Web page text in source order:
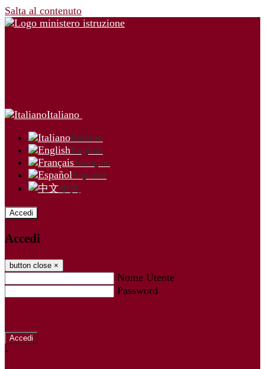
Salta al contenuto
Italiano
Italiano
English
Français
Español
中文
Accedi
Accedi
button close ×
Nome Utente
Password
-